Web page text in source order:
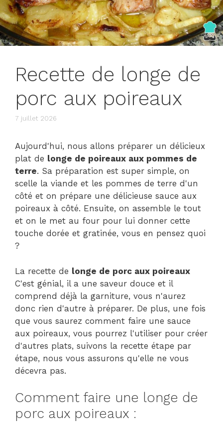
Recette de longe de
porc aux poireaux
7 juillet 2026
Aujourd'hui, nous allons préparer un délicieux
plat de longe de poireaux aux pommes de
terre. Sa préparation est super simple, on
scelle la viande et les pommes de terre d'un
côté et on prépare une délicieuse sauce aux
poireaux à côté. Ensuite, on assemble le tout
et on le met au four pour lui donner cette
touche dorée et gratinée, vous en pensez quoi
?
La recette de longe de porc aux poireaux
C'est génial, il a une saveur douce et il
comprend déjà la garniture, vous n'aurez
donc rien d'autre à préparer. De plus, une fois
que vous saurez comment faire une sauce
aux poireaux, vous pourrez l'utiliser pour créer
d'autres plats, suivons la recette étape par
étape, nous vous assurons qu'elle ne vous
décevra pas.
Comment faire une longe de
porc aux poireaux :